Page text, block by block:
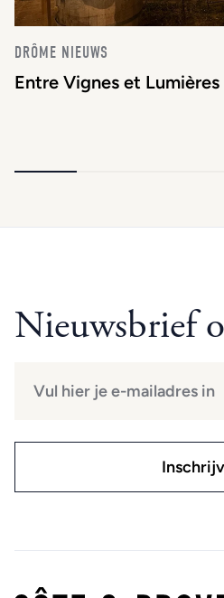
DRÔME NIEUWS
Entre Vignes et Lumières
Nieuwsbrief